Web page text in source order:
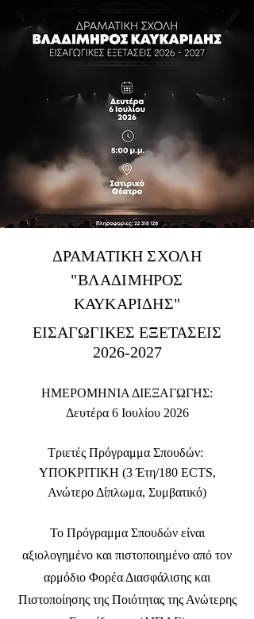
ΔΡΑΜΑΤΙΚΗ ΣΧΟΛΗ
"ΒΛΑΔΙΜΗΡΟΣ
ΚΑΥΚΑΡΙΔΗΣ"
ΕΙΣΑΓΩΓΙΚΕΣ ΕΞΕΤΑΣΕΙΣ
2026-2027
ΗΜΕΡΟΜΗΝΙΑ ΔΙΕΞΑΓΩΓΗΣ:
Δευτέρα 6 Ιουλίου 2026
Τριετές Πρόγραμμα Σπουδών:
ΥΠΟΚΡΙΤΙΚΗ (3 Έτη/180 ECTS,
Ανώτερο Δίπλωμα, Συμβατικό)
Το Πρόγραμμα Σπουδών είναι
αξιολογημένο και πιστοποιημένο από τον
αρμόδιο Φορέα Διασφάλισης και
Πιστοποίησης της Ποιότητας της Ανώτερης